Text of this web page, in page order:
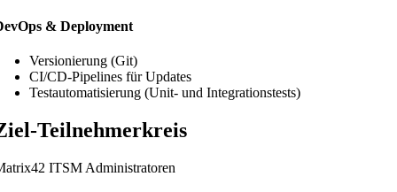
& Deployment
Versionierung (Git)
CI/CD-Pipelines für Updates
Testautomatisierung (Unit- und Integrationstests)
Teilnehmerkreis
ITSM Administratoren